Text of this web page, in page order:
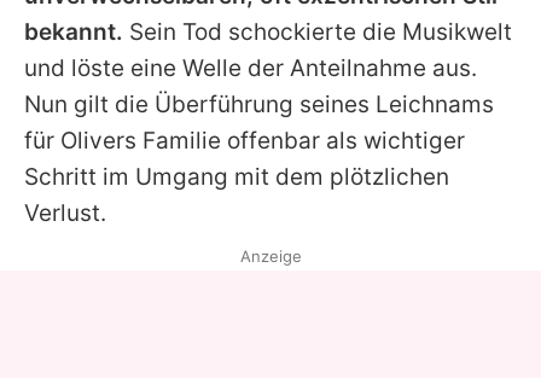
bekannt. Sein Tod schockierte die Musikwelt
und löste eine Welle der Anteilnahme aus.
Nun gilt die Überführung seines Leichnams
für Olivers Familie offenbar als wichtiger
Schritt im Umgang mit dem plötzlichen
Verlust.
Anzeige